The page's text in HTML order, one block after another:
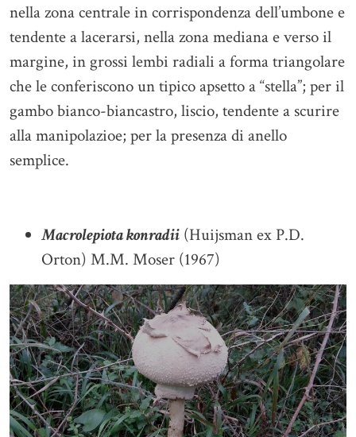
nella zona centrale in corrispondenza dell’umbone e
tendente a lacerarsi, nella zona mediana e verso il
margine, in grossi lembi radiali a forma triangolare
che le conferiscono un tipico apsetto a “stella”; per il
gambo bianco-biancastro, liscio, tendente a scurire
alla manipolazioe; per la presenza di anello
semplice.
Macrolepiota konradii (Huijsman ex P.D.
Orton) M.M. Moser (1967)